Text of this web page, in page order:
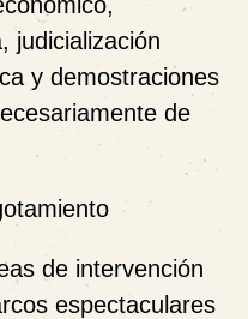
judicialización
y demostraciones
de
de intervención
espectaculares